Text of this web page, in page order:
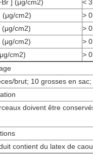
] (μg/cm2)
<
(μg/cm2)
>
(μg/cm2)
>
(μg/cm2)
>
cm2)
>
brut; 10 grosses en
doivent être
contient du latex de